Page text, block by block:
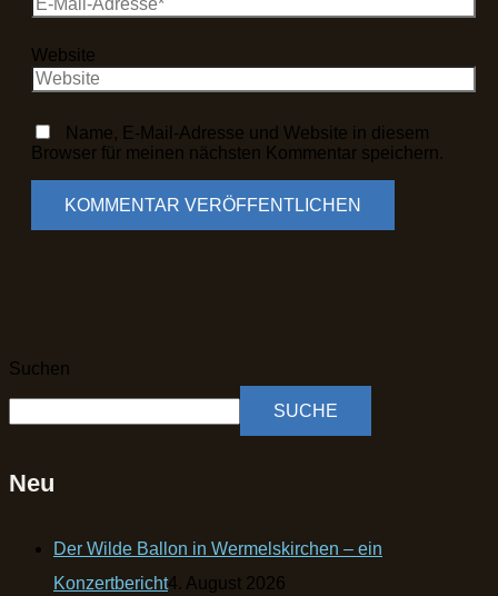
Website
Name, E-Mail-Adresse und Website in diesem
Browser für meinen nächsten Kommentar speichern.
Suchen
SUCHE
Neu
Der Wilde Ballon in Wermelskirchen – ein
Konzertbericht4. August 2026